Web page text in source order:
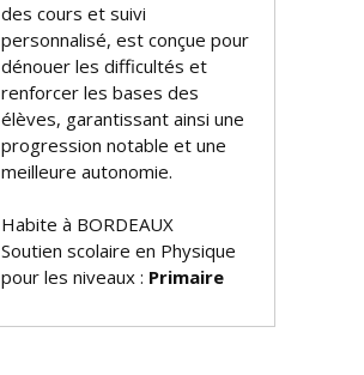
des cours et suivi
personnalisé, est conçue pour
dénouer les difficultés et
renforcer les bases des
élèves, garantissant ainsi une
progression notable et une
meilleure autonomie.
Habite à BORDEAUX
Soutien scolaire en Physique
pour les niveaux : Primaire